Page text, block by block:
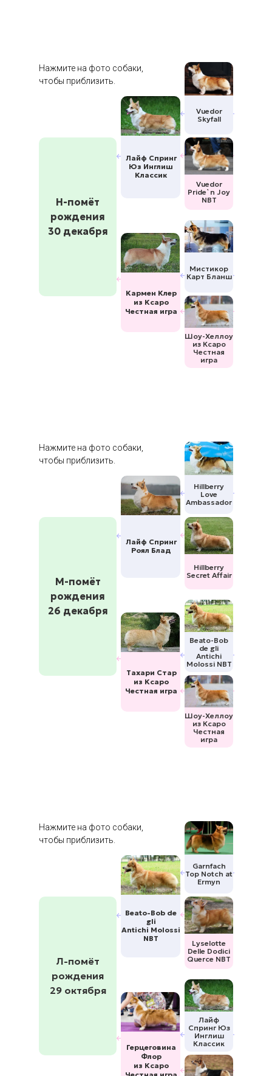
Лайф Спринг
Юз Инглиш
Классик
Кармен Клер
из Ксаро
Честная игра
Шоу-Хеллоу
из Ксаро
Честная
игра
Мистикор
Карт Бланш
Vuedor
Pride`n Joy
NBT
Vuedor
Skyfall
Н-помёт
рождения
30 декабря
Нажмите на фото собаки,
чтобы приблизить.
Лайф Спринг
Роял Блад
Тахари Стар
из Ксаро
Честная игра
Шоу-Хеллоу
из Ксаро
Честная
игра
Beato-Bob
de gli
Antichi
Molossi NBT
Hillberry
Secret Affair
Hillberry
Love
Ambassador
М-помёт
рождения
26 декабря
Нажмите на фото собаки,
чтобы приблизить.
Beato-Bob de
gli
Antichi Molossi
NBT
Герцеговина
Флор
из Ксаро
Лайф
Спринг Юз
Инглиш
Классик
Lyselotte
Delle Dodici
Querce NBT
Garnfach
Top Notch at
Ermyn
Л-помёт
рождения
29 октября
Нажмите на фото собаки,
чтобы приблизить.